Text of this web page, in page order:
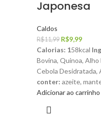
Japonesa
Caldos
R$11,99 R$9,99
Calorias: 158kcal
Bovina, Quinoa, Alho
Cebola Desidratada,
conter: azeite,
Adicionar ao carrinho